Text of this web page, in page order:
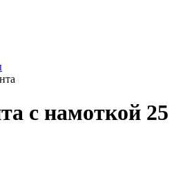
с намоткой 25